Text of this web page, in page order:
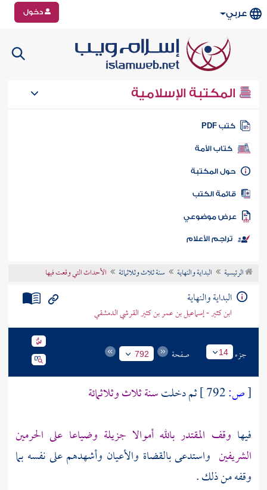
عربي دخول
المكتبة الإسلامية
كتب PDF
كتاب الأمة
المكتبة
الكتب
موضوعي
تراجم الأعلام
الرئيسية البداية والنهاية سنة ثلاث وثلاثمائة الأحداث التي وقعت فيها
البداية والنهاية
ابن كثير - إسماعيل بن عمر بن كثير القرشي الدمشقي
جزء 14 صفحة 792
[ص: ثم دخلتسنة ثلاث وثلاثمائة
فيها وقف المقتدر بالله أموالا جزيلة وضياعا على الحرمين
الشريفين واستدعى بالقضاة والأعيان وأشهدهم على نفسه بما
وقفه من ذلك .